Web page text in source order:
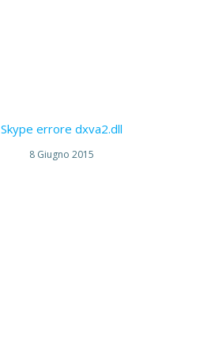
Skype errore dxva2.dll
8 Giugno 2015